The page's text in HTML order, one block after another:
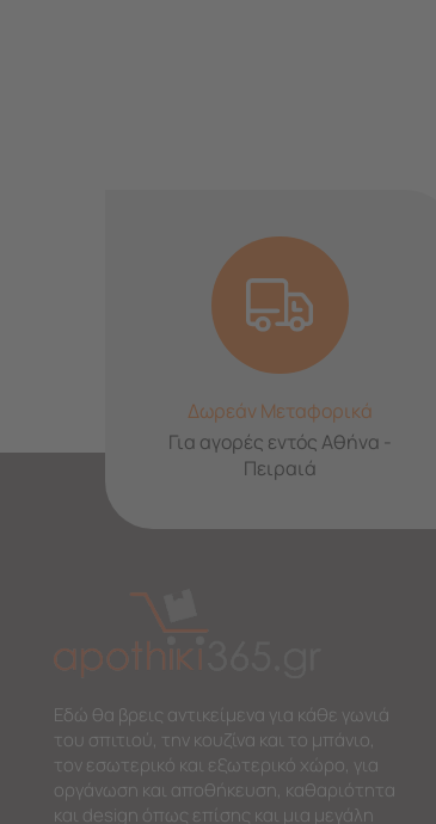
Δωρεάν Μεταφορικά
Για αγορές εντός Αθήνα -
Πειραιά
Εδώ θα βρεις αντικείμενα για κάθε γωνιά
του σπιτιού, την κουζίνα και το μπάνιο,
τον εσωτερικό και εξωτερικό χώρο, για
οργάνωση και αποθήκευση, καθαριότητα
και design όπως επίσης και μια μεγάλη